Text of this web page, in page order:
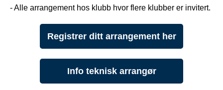
- Alle arrangement hos klubb hvor flere klubber er invitert.
Registrer ditt arrangement her
Info teknisk arrangør